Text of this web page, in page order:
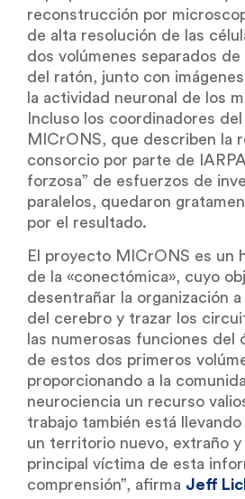
reconstrucción por
de alta resolución de las
dos volúmenes separados de
del ratón, junto con
la actividad neuronal de los
Incluso los coordinadores
MICrONS, que describen la
consorcio por parte de
forzosa” de esfuerzos de
paralelos, quedaron
por el resultado.
El proyecto MICrONS es un
de la «conectómica», cuyo
desentrañar la organización
del cerebro y trazar los
las numerosas funciones del
de estos dos primeros
proporcionando a la
neurociencia un recurso
trabajo también está
un territorio nuevo, extraño y
principal víctima de esta
comprensión”, afirma Jeff